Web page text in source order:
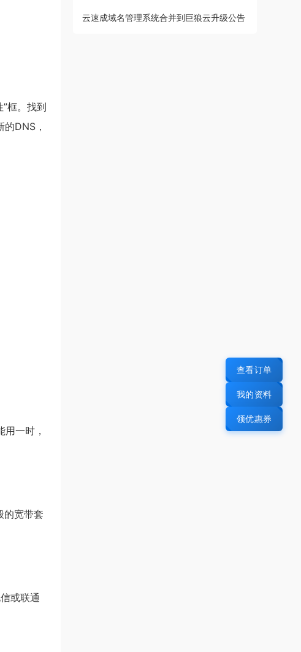
框。找到
DNS，
一时，
的宽带套
或联通
云速成域名管理系统合并到巨狼云升级公告
查看订单
我的资料
领优惠券